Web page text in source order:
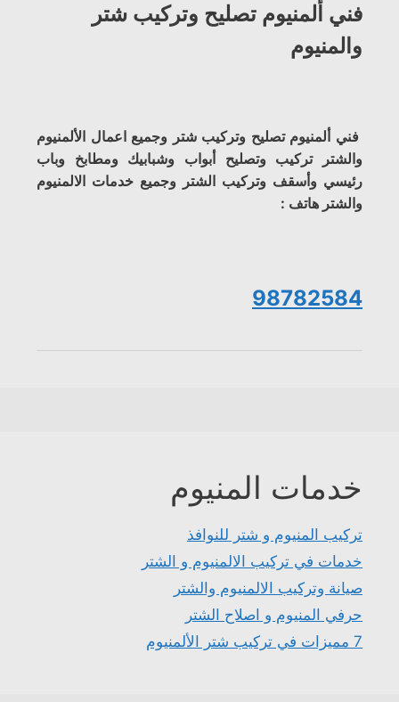
فني ألمنيوم تصليح وتركيب شتر
والمنيوم
فني ألمنيوم تصليح وتركيب شتر وجميع اعمال الألمنيوم
والشتر تركيب وتصليح أبواب وشبابيك ومطابخ وباب
رئيسي وأسقف وتركيب الشتر وجميع خدمات الالمنيوم
والشتر هاتف :
98782584
خدمات المنيوم
تركيب المنيوم و شتر للنوافذ
خدمات في تركيب الالمنيوم و الشتر
صيانة وتركيب الالمنيوم والشتر
حرفي المنيوم و اصلاح الشتر
7 مميزات في تركيب شتر الألمنيوم